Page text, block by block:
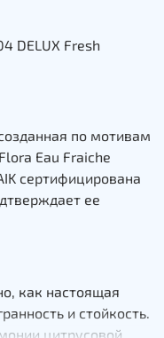
DELUX Fresh
по мотивам
Eau Fraiche
сертифицирована
ее
как настоящая
и стойкость.
цитрусовой